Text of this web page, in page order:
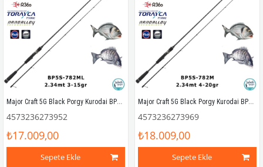
Major Craft 5G Black Porgy Kurodai BP5S-782ML 2.34mt 3-15gr (2P) Light Spin Kamış
4573236273952
₺17.009,00
Sepete Ekle
Major Craft 5G Black Porgy Kurodai BP5S-782M 2.34mt 4-20gr (2P) Light Spin Kamış
4573236273969
₺18.009,00
Sepete Ekle